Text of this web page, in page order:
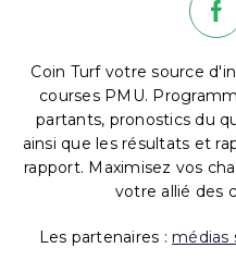
Coin Turf votre source
courses PMU.
partants, pronostics du
ainsi que les résultats et
rapport. Maximisez vos
votre allié des
Les partenaires : médias